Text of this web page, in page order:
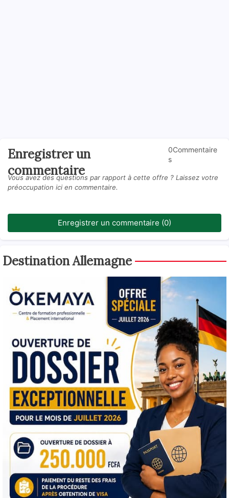
Enregistrer un
commentaire
0Commentaire
s
Vous avez des questions par rapport à cette offre ? Laissez votre
préoccupation ici en commentaire.
Enregistrer un commentaire (0)
Destination Allemagne